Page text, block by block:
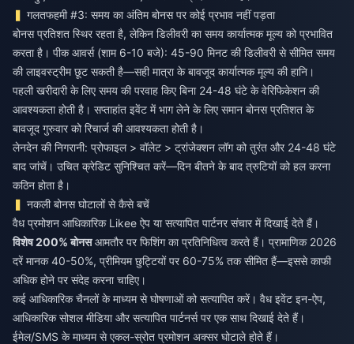
गलतफहमी #3: समय का अंतिम बोनस पर कोई प्रभाव नहीं पड़ता
बोनस प्रतिशत स्थिर रहता है, लेकिन डिलीवरी का समय कार्यात्मक मूल्य को प्रभावित
करता है। पीक आवर्स (शाम 6-10 बजे): 45-90 मिनट की डिलीवरी से सीमित समय
की लाइवस्ट्रीम छूट सकती है—सही मात्रा के बावजूद कार्यात्मक मूल्य की हानि।
पहली खरीदारी के लिए समय की परवाह किए बिना 24-48 घंटे के वेरिफिकेशन की
आवश्यकता होती है। सप्ताहांत इवेंट में भाग लेने के लिए समान बोनस प्रतिशत के
बावजूद गुरुवार को रिचार्ज की आवश्यकता होती है।
लेनदेन की निगरानी: प्रोफाइल > वॉलेट > ट्रांजेक्शन लॉग को तुरंत और 24-48 घंटे
बाद जांचें। उचित क्रेडिट सुनिश्चित करें—दिन बीतने के बाद त्रुटियों को हल करना
कठिन होता है।
नकली बोनस घोटालों से कैसे बचें
वैध प्रमोशन आधिकारिक Likee ऐप या सत्यापित पार्टनर संचार में दिखाई देते हैं।
विशेष 200% बोनसआमतौर पर फिशिंग का प्रतिनिधित्व करते हैं। प्रामाणिक 2026
दरें मानक 40-50%, प्रीमियम छुट्टियों पर 60-75% तक सीमित हैं—इससे काफी
अधिक होने पर संदेह करना चाहिए।
कई आधिकारिक चैनलों के माध्यम से घोषणाओं को सत्यापित करें। वैध इवेंट इन-ऐप,
आधिकारिक सोशल मीडिया और सत्यापित पार्टनर्स पर एक साथ दिखाई देते हैं।
ईमेल/SMS के माध्यम से एकल-स्रोत प्रमोशन अक्सर घोटाले होते हैं।